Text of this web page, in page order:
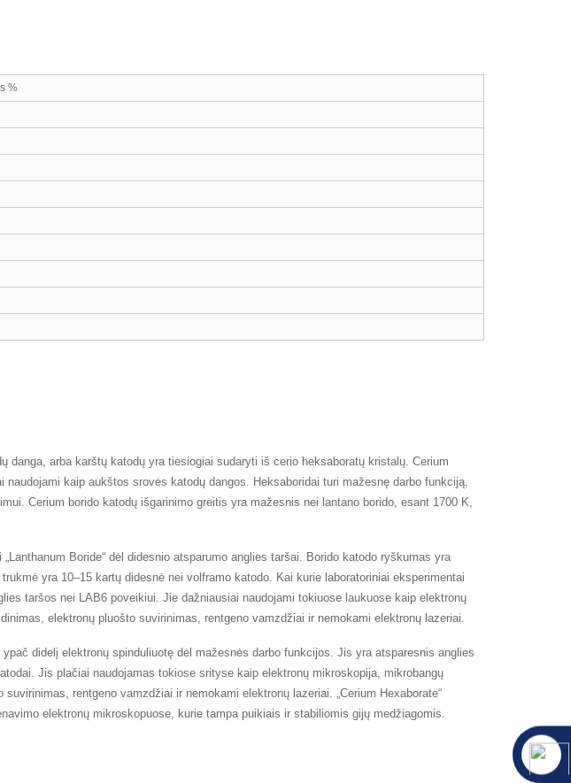
%
danga, arba karštų katodų yra tiesiogiai sudaryti iš cerio heksaboratų kristalų. Cerium
naudojami kaip aukštos srovės katodų dangos. Heksaboridai turi mažesnę darbo funkciją,
Cerium borido katodų išgarinimo greitis yra mažesnis nei lantano borido, esant 1700 K,
Boride“ dėl didesnio atsparumo anglies taršai. Borido katodo ryškumas yra
yra 10–15 kartų didesnė nei volframo katodo. Kai kurie laboratoriniai eksperimentai
taršos nei LAB6 poveikiui. Jie dažniausiai naudojami tokiuose laukuose kaip elektronų
elektronų pluošto suvirinimas, rentgeno vamzdžiai ir nemokami elektronų lazeriai.
didelį elektronų spinduliuotę dėl mažesnės darbo funkcijos. Jis yra atsparesnis anglies
Jis plačiai naudojamas tokiose srityse kaip elektronų mikroskopija, mikrobangų
rentgeno vamzdžiai ir nemokami elektronų lazeriai. „Cerium Hexaborate“
elektronų mikroskopuose, kurie tampa puikiais ir stabiliomis gijų medžiagomis.